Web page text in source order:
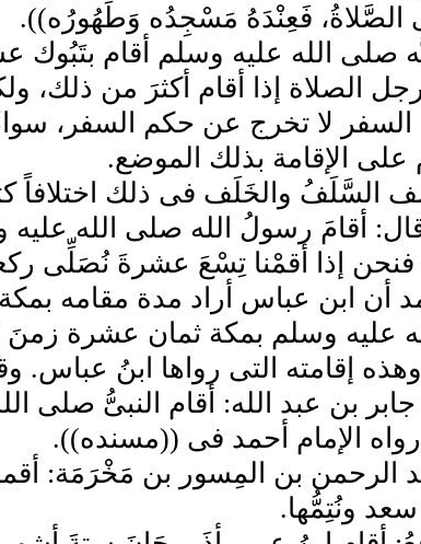
الصَّلاةُ، فَعِنْدَهُ مَسْجِدُه وَطَهُورُه)).
صلى الله عليه وسلم أقام بتَبُوك
الصلاة إذا أقام أكثرَ من ذلك،
لا تخرج عن حكم السفر،
على الإقامة بذلك الموضع.
السَّلَفُ والخَلَف فى ذلك اختلافاً
أقامَ رسولُ الله صلى الله
فنحن إذا أقمْنا تِسْعَ عشرةَ نُصَلِّى
أن ابن عباس أراد مدة مقامه
عليه وسلم بمكة ثمان عشرة زمنَ
وهذه إقامته التى رواها ابنُ عباس.
بن عبد الله: أقام النبىُّ صلى
رواه الإمام أحمد فى ((مسنده)).
الرحمن بن المِسور بن مَخْرَمَة:
ونُتِمُّها.